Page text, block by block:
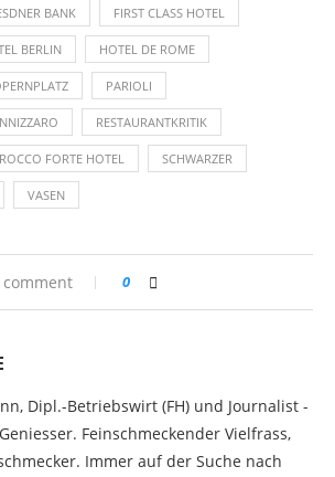
BANK FIRST CLASS HOTEL
BERLIN HOTEL DE ROME
PARIOLI
RESTAURANTKRITIK
ROCCO FORTE HOTEL SCHWARZER
VASEN
comment 0
Dipl.-Betriebswirt (FH) und Journalist -
Feinschmeckender Vielfrass,
Immer auf der Suche nach